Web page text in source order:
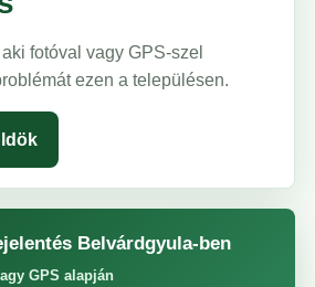
fotóval vagy GPS-szel
ezen a településen.
Belvárdgyula-ben
GPS alapján